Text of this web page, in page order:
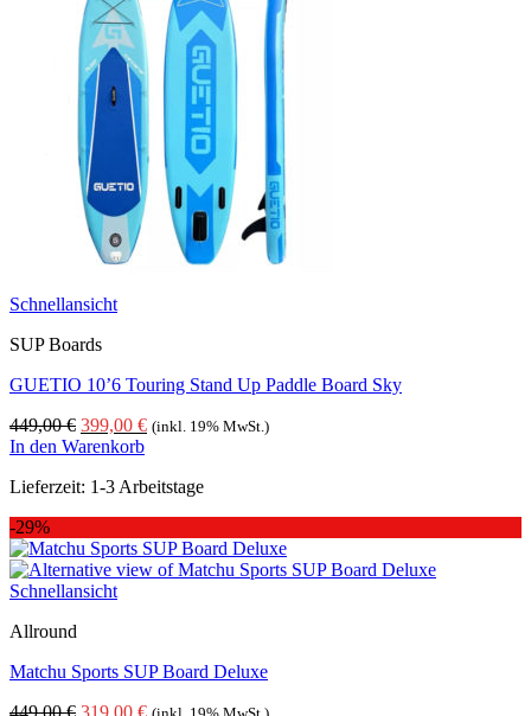
Schnellansicht
SUP Boards
GUETIO 10’6 Touring Stand Up Paddle Board Sky
449,00€ Ursprünglicher
Preis
449,00 €
399,00 €Aktueller
399,00 €.
(inkl. 19% MwSt.)
In den Warenkorb
Lieferzeit: 1-3 Arbeitstage
-29%
Schnellansicht
Allround
Matchu Sports SUP Board Deluxe
Ursprünglicher
Aktueller